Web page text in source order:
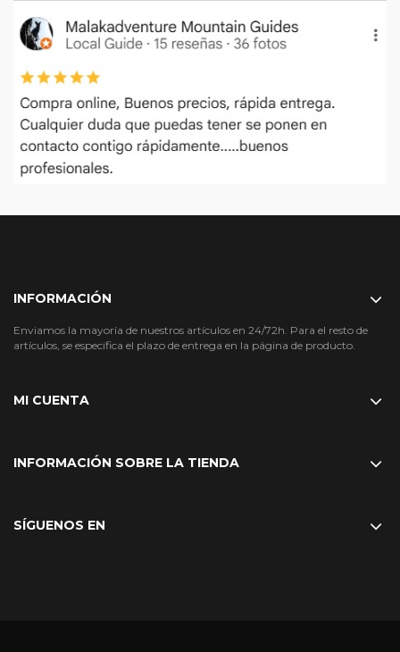
INFORMACIÓN
Enviamos la mayoría de nuestros artículos en 24/72h. Para el resto de
artículos, se especifica el plazo de entrega en la página de producto.
MI CUENTA
INFORMACIÓN SOBRE LA TIENDA
SÍGUENOS EN